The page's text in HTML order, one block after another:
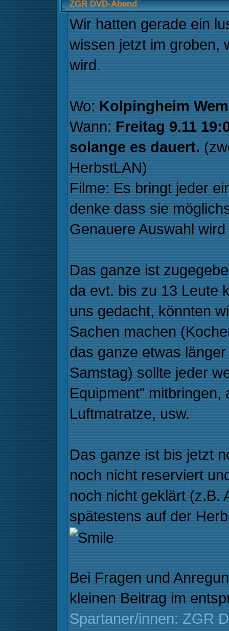
ZGR DVD-Abend
Wir hatten gerade ein
wissen jetzt im groben,
wird.
Wo: Kolpingheim
Wann: Freitag 9.11
solange es dauert.
HerbstLAN)
Filme: Es bringt jeder
denke dass sie
Genauere Auswahl
Das ganze ist
da evt. bis zu 13 Leute
uns gedacht, könnten
Sachen machen
das ganze etwas
Samstag) sollte jeder
Equipment"
Luftmatratze, usw.
Das ganze ist bis jetzt
noch nicht reserviert
noch nicht geklärt (z.B.
spätestens auf der
Bei Fragen und
kleinen Beitrag im
Spartaner/innen: ZGR